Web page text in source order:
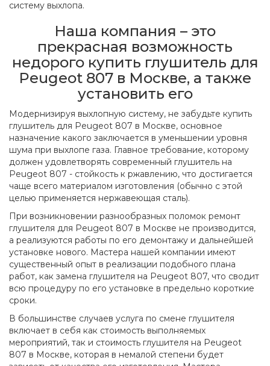
систему выхлопа.
Наша компания – это
прекрасная возможность
недорого купить глушитель для
Peugeot 807 в Москве, а также
установить его
Модернизируя выхлопную систему, не забудьте купить
глушитель для Peugeot 807 в Москве, основное
назначение какого заключается в уменьшении уровня
шума при выхлопе газа. Главное требование, которому
должен удовлетворять современный глушитель на
Peugeot 807 - стойкость к ржавлению, что достигается
чаще всего материалом изготовления (обычно с этой
целью применяется нержавеющая сталь).
При возникновении разнообразных поломок ремонт
глушителя для Peugeot 807 в Москве не производится,
а реализуются работы по его демонтажу и дальнейшей
установке нового. Мастера нашей компании имеют
существенный опыт в реализации подобного плана
работ, как замена глушителя на Peugeot 807, что сводит
всю процедуру по его установке в предельно короткие
сроки.
В большинстве случаев услуга по смене глушителя
включает в себя как стоимость выполняемых
мероприятий, так и стоимость глушителя на Peugeot
807 в Москве, которая в немалой степени будет